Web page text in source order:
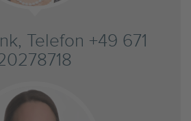
Telefon +49 671